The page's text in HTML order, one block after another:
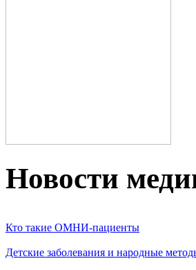
Новости
Кто такие ОМНИ-пациенты
Детские заболевания и народные